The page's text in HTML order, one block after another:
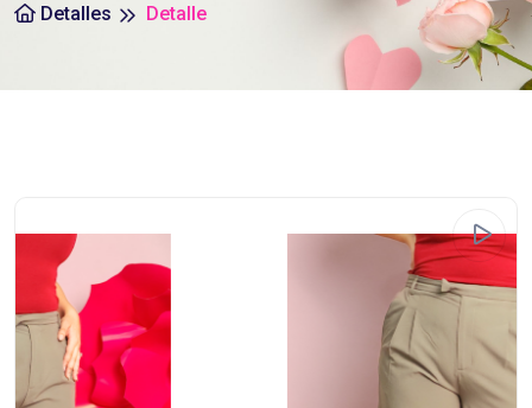
Detalles Detalle